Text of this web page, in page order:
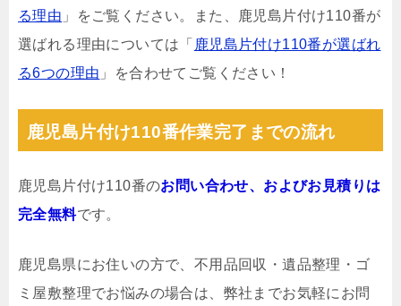
る理由 」をご覧ください。また、鹿児島片付け110番が
選ばれる理由については「 鹿児島片付け110番が選ばれ
る6つの理由 」を合わせてご覧ください！
鹿児島片付け110番作業完了までの流れ
鹿児島片付け110番のお問い合わせ、およびお見積りは
完全無料です。
鹿児島県にお住いの方で、不用品回収・遺品整理・ゴ
ミ屋敷整理でお悩みの場合は、弊社までお気軽にお問